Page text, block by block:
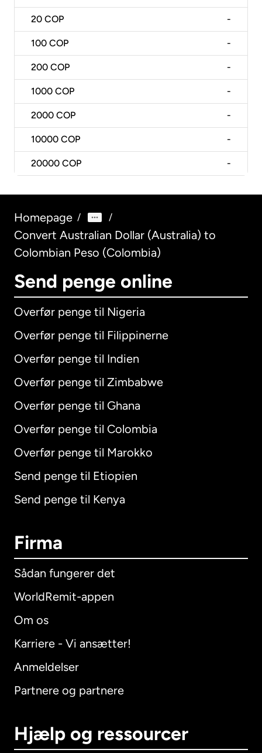
20 COP -
100 COP -
200 COP -
1000 COP -
2000 COP -
10000 COP -
20000 COP -
Homepage / /
Convert Australian Dollar (Australia) to
Colombian Peso (Colombia)
Send penge online
Overfør penge til Nigeria
Overfør penge til Filippinerne
Overfør penge til Indien
Overfør penge til Zimbabwe
Overfør penge til Ghana
Overfør penge til Colombia
Overfør penge til Marokko
Send penge til Etiopien
Send penge til Kenya
Firma
Sådan fungerer det
WorldRemit-appen
Om os
Karriere - Vi ansætter!
Anmeldelser
Partnere og partnere
Hjælp og ressourcer